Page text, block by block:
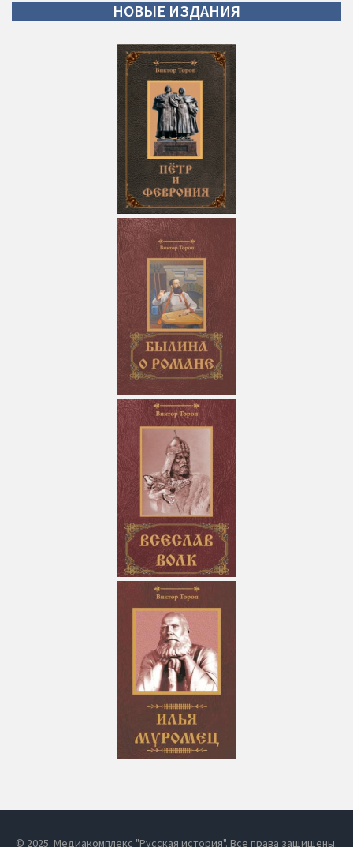
НОВЫЕ ИЗДАНИЯ
© 2025. Медиакомплекс "Русская история". Все права защищены.